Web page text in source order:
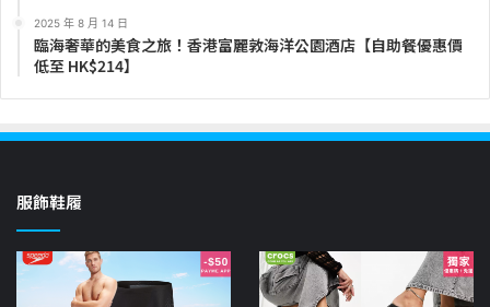
2025 年 8 月 14 日
臨海奢華的美食之旅！香港富麗敦海洋公園酒店【自助餐優惠價
低至 HK$214】
服飾鞋履